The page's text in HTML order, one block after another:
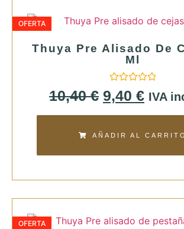
OFERTA
Thuya Pre Alisado De
Ml
Valorado
con
0
de
10,40€ 9,40 € IVA
AÑADIR AL CARRITO
OFERTA